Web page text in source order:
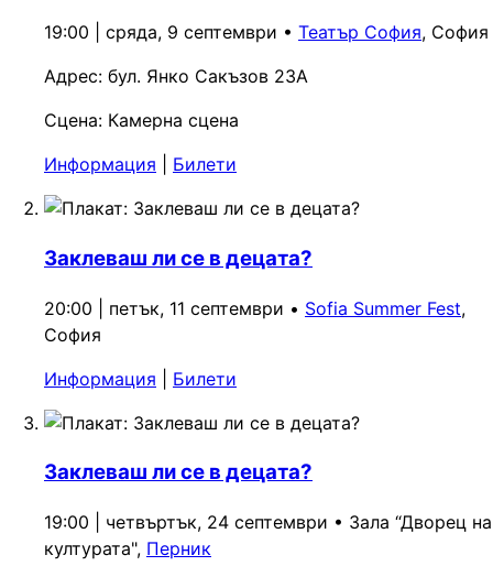
19:00 | сряда, 9 септември • Театър София, София
Адрес: бул. Янко Сакъзов 23А
Сцена: Камерна сцена
Информация
Билети
Заклеваш ли се в децата?
20:00 | петък, 11 септември • Sofia Summer Fest,
София
Информация
Билети
Заклеваш ли се в децата?
19:00 | четвъртък, 24 септември • Зала “Дворец на
културата", Перник